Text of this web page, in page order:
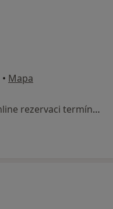
• Mapa
Tento specialista nenabízí online rezervaci termínu na této adrese.